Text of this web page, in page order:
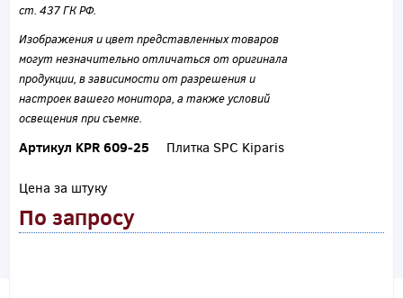
ст. 437 ГК РФ.
Изображения и цвет представленных товаров
могут незначительно отличаться от оригинала
продукции, в зависимости от разрешения и
настроек вашего монитора, а также условий
освещения при съемке.
Артикул KPR 609-25 Плитка SPC Kiparis
Цена за штуку
По запросу